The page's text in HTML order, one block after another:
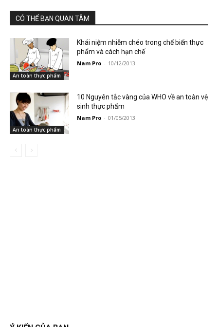
CÓ THỂ BẠN QUAN TÂM
An toàn thực phẩm
Khái niệm nhiễm chéo trong chế biến thực
phẩm và cách hạn chế
Nam Pro - 10/12/2013
An toàn thực phẩm
10 Nguyên tắc vàng của WHO về an toàn vệ
sinh thực phẩm
Nam Pro - 01/05/2013